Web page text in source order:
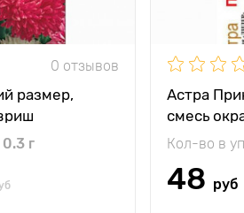
0 отзывов
размер,
0.3 г
Астра
смесь
Кол-во в
48 руб